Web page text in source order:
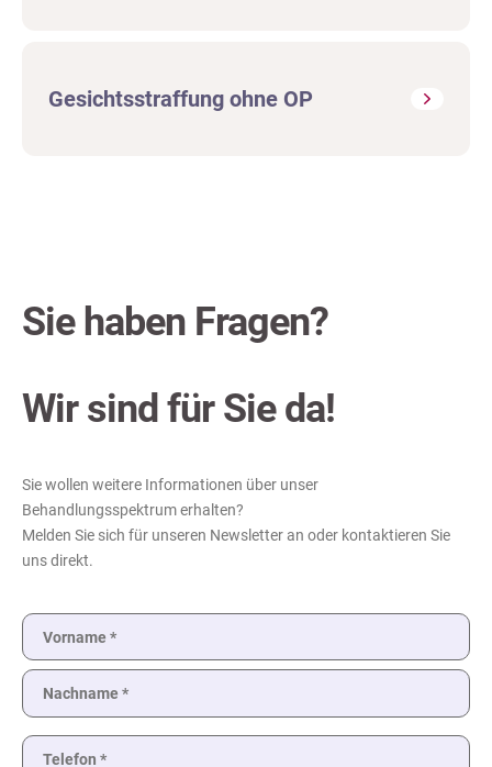
Gesichtsstraffung ohne OP
Sie haben Fragen?
Wir sind für Sie da!
Sie wollen weitere Informationen über unser
Behandlungsspektrum erhalten?
Melden Sie sich für unseren Newsletter an oder kontaktieren Sie
uns direkt.